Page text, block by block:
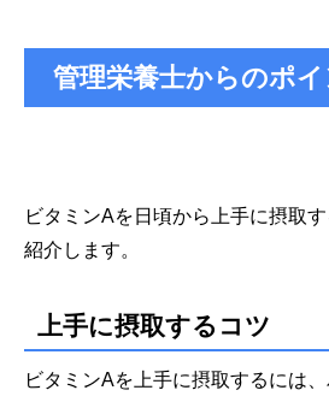
管理栄養士からのポイ
ビタミンAを日頃から上手に摂取
紹介します。
上手に摂取するコツ
ビタミンAを上手に摂取するには